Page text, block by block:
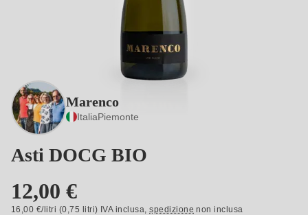
Marenco
ItaliaPiemonte
Asti DOCG BIO
12,00 €
16,00 €/litri (0,75 litri) IVA inclusa,spedizione non inclusa